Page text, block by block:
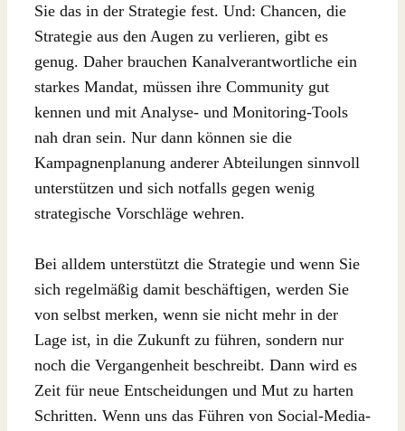
Sie das in der Strategie fest. Und: Chancen, die
Strategie aus den Augen zu verlieren, gibt es
genug. Daher brauchen Kanalverantwortliche ein
starkes Mandat, müssen ihre Community gut
kennen und mit Analyse- und Monitoring-Tools
nah dran sein. Nur dann können sie die
Kampagnenplanung anderer Abteilungen sinnvoll
unterstützen und sich notfalls gegen wenig
strategische Vorschläge wehren.
Bei alldem unterstützt die Strategie und wenn Sie
sich regelmäßig damit beschäftigen, werden Sie
von selbst merken, wenn sie nicht mehr in der
Lage ist, in die Zukunft zu führen, sondern nur
noch die Vergangenheit beschreibt. Dann wird es
Zeit für neue Entscheidungen und Mut zu harten
Schritten. Wenn uns das Führen von Social-Media-